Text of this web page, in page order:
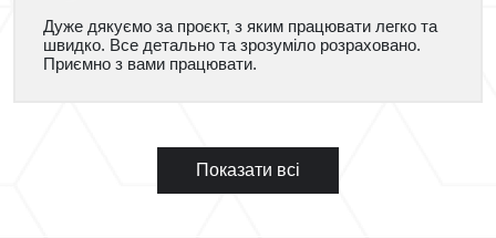
Дуже дякуємо за проєкт, з яким працювати легко та
швидко. Все детально та зрозуміло розраховано.
Приємно з вами працювати.
Показати всі